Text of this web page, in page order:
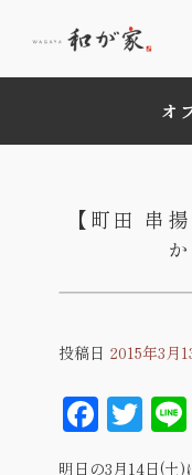
オ
【町田 串
投稿日 2015年3月
明日の3月14日(土